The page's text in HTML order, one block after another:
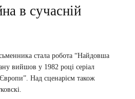
в сучасній
стала робота “Найдовша
вийшов у 1982 році серіал
Над сценарієм також